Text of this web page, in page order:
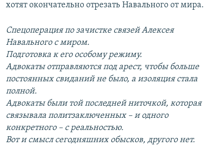
хотят окончательно отрезать Навального от мира.
Спецоперация по зачистке связей Алексея
Навального с миром.
Подготовка к его особому режиму.
Адвокаты отправляются под арест, чтобы больше
постоянных свиданий не было, а изоляция стала
полной.
Адвокаты были той последней ниточкой, которая
связывала политзаключенных – и одного
конкретного – с реальностью.
Вот и смысл сегодняшних обысков, другого нет.